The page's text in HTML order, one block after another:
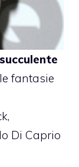
fantasie
,
Di Caprio